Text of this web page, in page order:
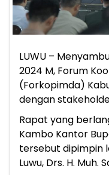
LUWU –
2024 M, Forum
(Forkopimda)
dengan
Rapat yang
Kambo Kantor
tersebut dipimpin
Luwu, Drs. H. Muh.